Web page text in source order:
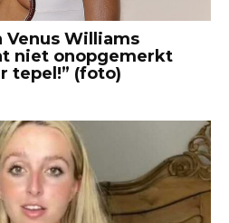
Venus Williams
niet onopgemerkt
tepel!” (foto)